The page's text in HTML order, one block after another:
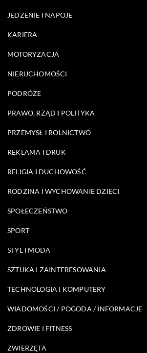
JEDZENIE I NAPOJE
KARIERA
MOTORYZACJA
NIERUCHOMOŚCI
PODRÓŻE
PRAWO, RZĄD I POLITYKA
PRZEMYSŁ I ROLNICTWO
REKLAMA I DRUK
RELIGIA I DUCHOWOŚĆ
RODZINA I WYCHOWANIE DZIECI
SPOŁECZEŃSTWO
SPORT
STYL I MODA
SZTUKA I ZAINTERESOWANIA
TECHNOLOGIA I KOMPUTERY
WIADOMOŚCI / POGODA / INFORMACJE
ZDROWIE I FITNESS
ZWIERZĘTA